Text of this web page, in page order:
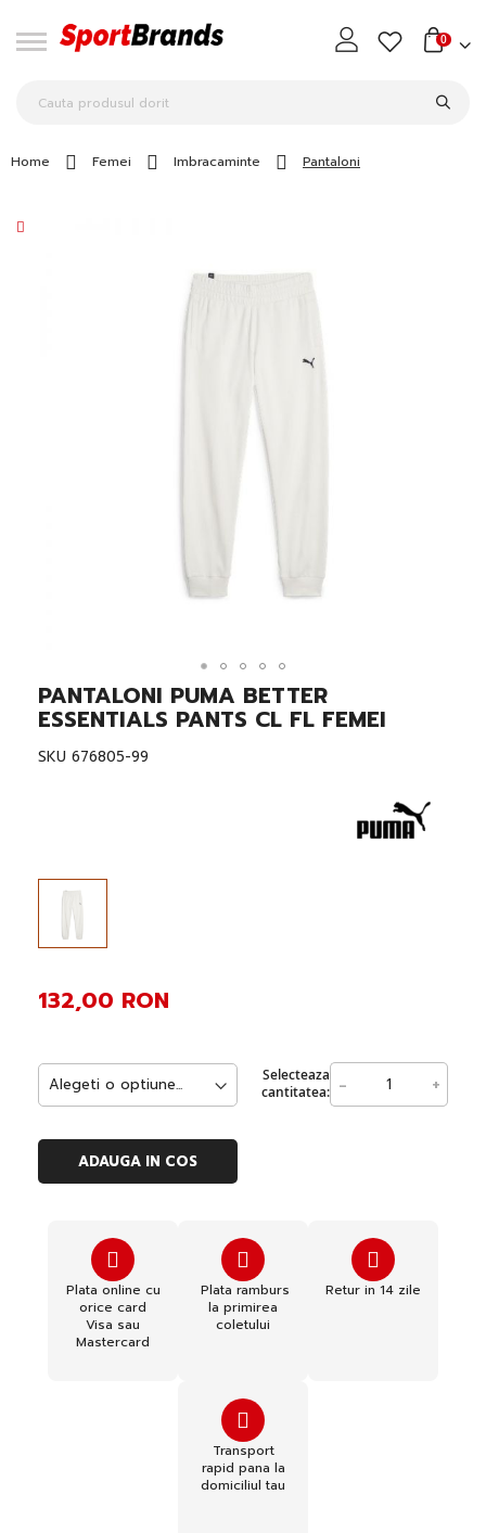
0
Home Femei Imbracaminte Pantaloni
Skip
to
the
beginning
of
PANTALONI PUMA BETTER
ESSENTIALS PANTS CL FL FEMEI
SKU 676805-99
Selecteaza
cantitatea: - +
132,00 RON
ADAUGA IN COS
Plata online cu
orice card
Visa sau
Mastercard
Plata ramburs
la primirea
coletului
Retur in 14 zile
Transport
rapid pana la
domiciliul tau